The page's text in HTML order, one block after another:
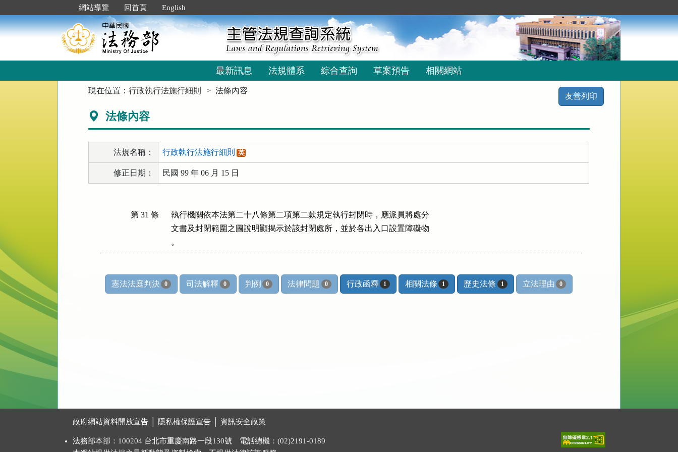
到
主
要
網站導覽 回首頁 English
最新訊息 法規體系 綜合查詢 草案預告 相關網站
現在位置：行政執行法施行細則 法條內容
友善列印
法條內容
法規名稱： 行政執行法施行細則 英
修正日期： 民國 99 年 06 月 15 日
第 31 條
執行機關依本法第二十八條第二項第二款規定執行封閉時，應派員將處分
文書及封閉範圍之圖說明顯揭示於該封閉處所，並於各出入口設置障礙物
。
憲法法庭判決 0 司法解釋 0 判例 0 法律問題 0 行政函釋 1 相關法條 1 歷史法條 1 立法理由 0
政府網站資料開放宣告 隱私權保護宣告 資訊安全政策
法務部本部：100204 台北市重慶南路一段130號 電話總機：(02)2191-0189